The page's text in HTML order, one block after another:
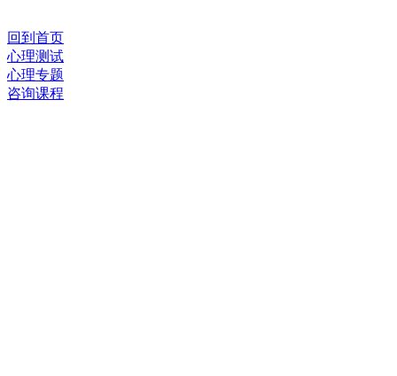
回到首页
心理测试
心理专题
咨询课程